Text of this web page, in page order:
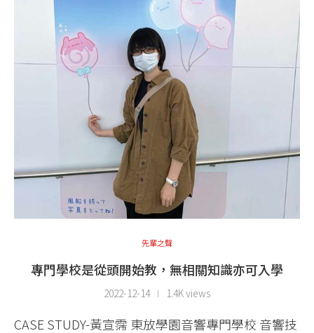
先輩之聲
專門學校是從頭開始教，無相關知識亦可入學
2022-12-14 1.4K views
CASE STUDY-黃宣霈 東放學園音響專門學校 音響技